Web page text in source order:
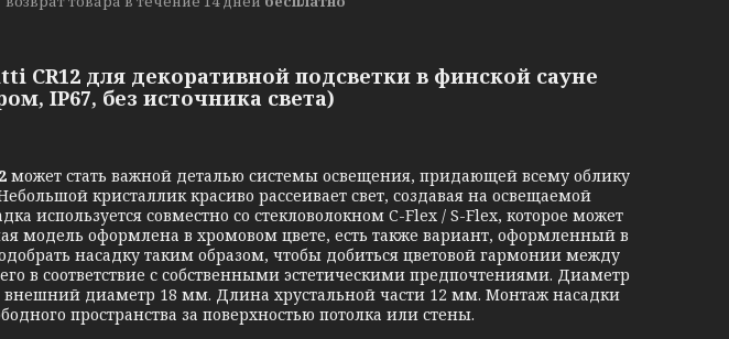
CR12 для декоративной подсветки в финской сауне
IP67, без источника света)
может стать важной деталью системы освещения, придающей всему облику
кристаллик красиво рассеивает свет, создавая на освещаемой
используется совместно со стекловолокном C-Flex / S-Flex, которое может
модель оформлена в хромовом цвете, есть также вариант, оформленный в
насадку таким образом, чтобы добиться цветовой гармонии между
в соответствие с собственными эстетическими предпочтениями. Диаметр
внешний диаметр 18 мм. Длина хрустальной части 12 мм. Монтаж насадки
пространства за поверхностью потолка или стены.